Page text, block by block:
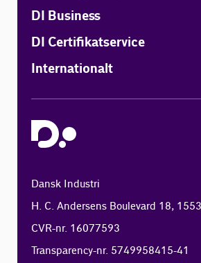
DI Business
DI Certifikatservice
Internationalt
Dansk Industri
H. C. Andersens Boulevard 18,
CVR-nr. 16077593
Transparency-nr. 5749958415-41